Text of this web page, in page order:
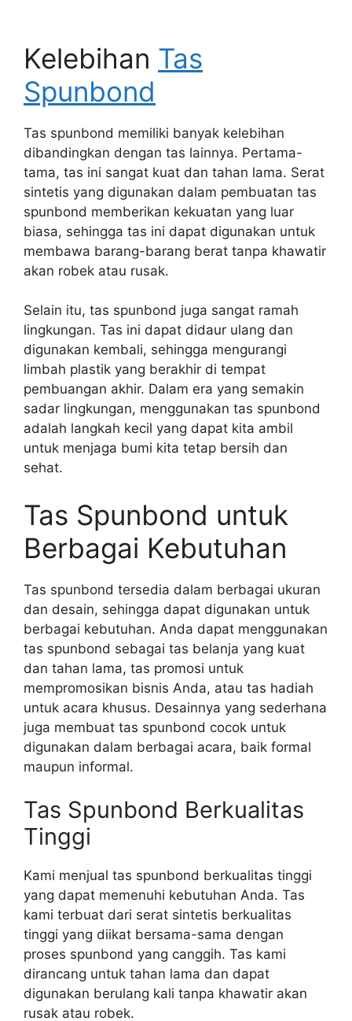
Kelebihan Tas
Spunbond
Tas spunbond memiliki banyak kelebihan
dibandingkan dengan tas lainnya. Pertama-
tama, tas ini sangat kuat dan tahan lama. Serat
sintetis yang digunakan dalam pembuatan tas
spunbond memberikan kekuatan yang luar
biasa, sehingga tas ini dapat digunakan untuk
membawa barang-barang berat tanpa khawatir
akan robek atau rusak.
Selain itu, tas spunbond juga sangat ramah
lingkungan. Tas ini dapat didaur ulang dan
digunakan kembali, sehingga mengurangi
limbah plastik yang berakhir di tempat
pembuangan akhir. Dalam era yang semakin
sadar lingkungan, menggunakan tas spunbond
adalah langkah kecil yang dapat kita ambil
untuk menjaga bumi kita tetap bersih dan
sehat.
Tas Spunbond untuk
Berbagai Kebutuhan
Tas spunbond tersedia dalam berbagai ukuran
dan desain, sehingga dapat digunakan untuk
berbagai kebutuhan. Anda dapat menggunakan
tas spunbond sebagai tas belanja yang kuat
dan tahan lama, tas promosi untuk
mempromosikan bisnis Anda, atau tas hadiah
untuk acara khusus. Desainnya yang sederhana
juga membuat tas spunbond cocok untuk
digunakan dalam berbagai acara, baik formal
maupun informal.
Tas Spunbond Berkualitas
Tinggi
Kami menjual tas spunbond berkualitas tinggi
yang dapat memenuhi kebutuhan Anda. Tas
kami terbuat dari serat sintetis berkualitas
tinggi yang diikat bersama-sama dengan
proses spunbond yang canggih. Tas kami
dirancang untuk tahan lama dan dapat
digunakan berulang kali tanpa khawatir akan
rusak atau robek.